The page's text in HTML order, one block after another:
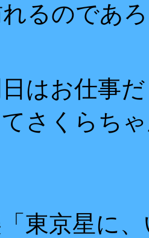
るのであ
はお仕事
さくらち
東京星に